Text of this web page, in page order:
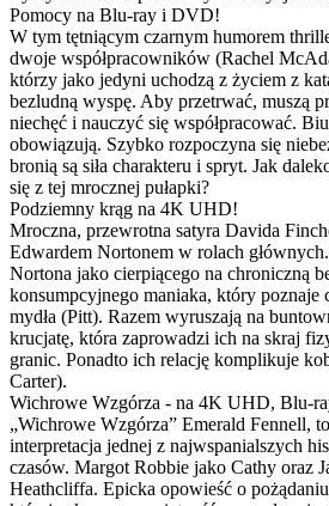
Pomocy na Blu-ray i DVD!
W tym tętniącym czarnym humorem
dwoje współpracowników (Rachel
którzy jako jedyni uchodzą z życiem z
bezludną wyspę. Aby przetrwać, muszą
niechęć i nauczyć się współpracować.
obowiązują. Szybko rozpoczyna się
bronią są siła charakteru i spryt. Jak
się z tej mrocznej pułapki?
Podziemny krąg na 4K UHD!
Mroczna, przewrotna satyra Davida
Edwardem Nortonem w rolach
Nortona jako cierpiącego na chroniczną
konsumpcyjnego maniaka, który poznaje
mydła (Pitt). Razem wyruszają na
krucjatę, która zaprowadzi ich na skraj
granic. Ponadto ich relację komplikuje
Carter).
Wichrowe Wzgórza - na 4K UHD, Blu-
„Wichrowe Wzgórza” Emerald Fennell,
interpretacja jednej z najwspanialszych
czasów. Margot Robbie jako Cathy oraz
Heathcliffa. Epicka opowieść o